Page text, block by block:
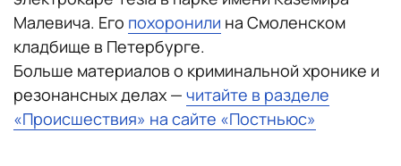
Малевича. Его похоронили на Смоленском
кладбище в Петербурге.
Больше материалов о криминальной хронике и
резонансных делах — читайте в разделе
«Происшествия» на сайте «Постньюс»